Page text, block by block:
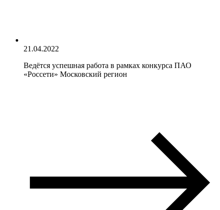
21.04.2022
Ведётся успешная работа в рамках конкурса ПАО
«Россети» Московский регион